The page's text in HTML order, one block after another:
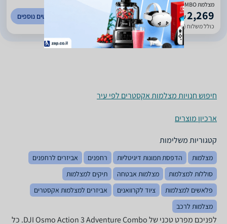
מצלמת OSMO ACTION 3 ADVENTURE COMBO
₪2,269
כולל משלוח (20 ₪) עד 7 ימי עסקים
לפרטים נוספים
חיפוש חנויות מצלמות אקסטרים לפי עיר
ארכיון מוצרים
קטגוריות משלימות
מצלמות הדפסת תמונות דיגיטליות רחפנים
אביזרים לרחפנים
סוללות למצלמות
מצלמות אבטחה
תיקים למצלמות
פלאשים למצלמות
ציוד לקרוואנים
אביזרים למצלמות אקסטרים
מצלמות לרכב
לפניכם מפרט טכני של DJI Osmo Action 3 Adventure Combo. כל